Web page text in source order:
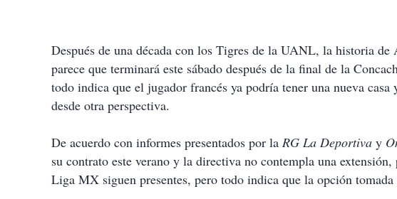
Después de una década con los Tigres de la UANL, la historia
parece que terminará este sábado después de la final de la
todo indica que el jugador francés ya podría tener una nueva
desde otra perspectiva.
De acuerdo con informes presentados por la RG La Deportiva y
su contrato este verano y la directiva no contempla una
Liga MX siguen presentes, pero todo indica que la opción tomada